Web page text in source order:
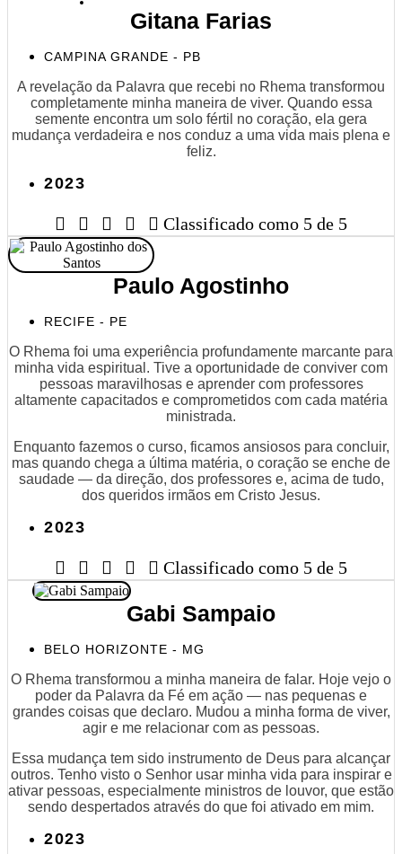
Gitana Farias
CAMPINA GRANDE - PB
A revelação da Palavra que recebi no Rhema transformou
completamente minha maneira de viver. Quando essa
semente encontra um solo fértil no coração, ela gera
mudança verdadeira e nos conduz a uma vida mais plena e
feliz.
2023
     Classificado como 5 de 5
Paulo Agostinho
RECIFE - PE
O Rhema foi uma experiência profundamente marcante para
minha vida espiritual. Tive a oportunidade de conviver com
pessoas maravilhosas e aprender com professores
altamente capacitados e comprometidos com cada matéria
ministrada.
Enquanto fazemos o curso, ficamos ansiosos para concluir,
mas quando chega a última matéria, o coração se enche de
saudade — da direção, dos professores e, acima de tudo,
dos queridos irmãos em Cristo Jesus.
2023
     Classificado como 5 de 5
Gabi Sampaio
BELO HORIZONTE - MG
O Rhema transformou a minha maneira de falar. Hoje vejo o
poder da Palavra da Fé em ação — nas pequenas e
grandes coisas que declaro. Mudou a minha forma de viver,
agir e me relacionar com as pessoas.
Essa mudança tem sido instrumento de Deus para alcançar
outros. Tenho visto o Senhor usar minha vida para inspirar e
ativar pessoas, especialmente ministros de louvor, que estão
sendo despertados através do que foi ativado em mim.
2023